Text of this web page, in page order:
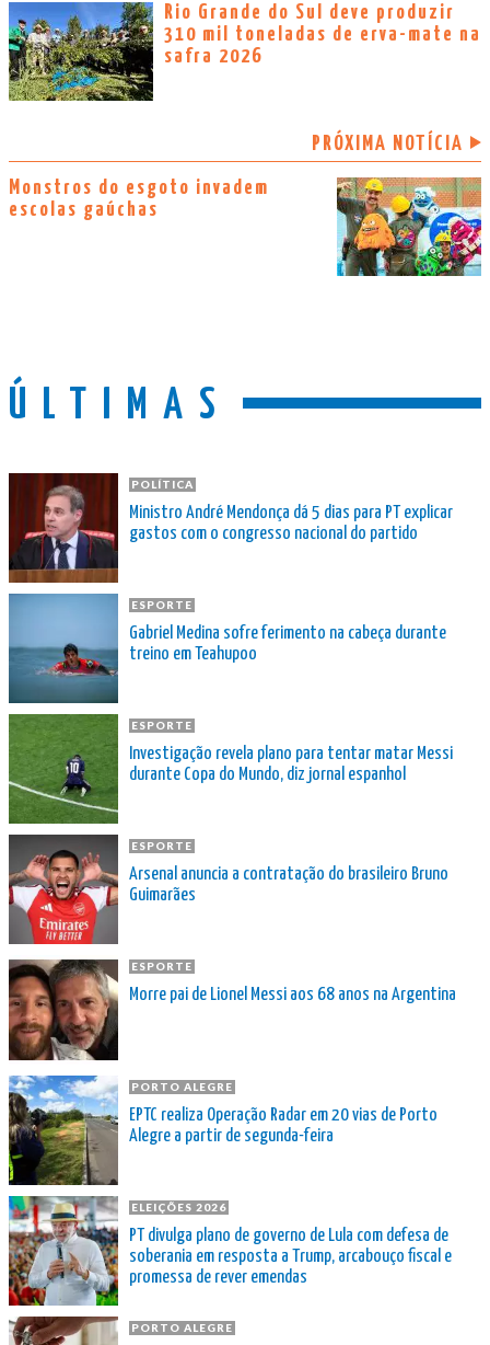
Rio Grande do Sul deve produzir
310 mil toneladas de erva-mate na
safra 2026
PRÓXIMA NOTÍCIA
Monstros do esgoto invadem
escolas gaúchas
ÚLTIMAS
POLÍTICA
Ministro André Mendonça dá 5 dias para PT explicar
gastos com o congresso nacional do partido
ESPORTE
Gabriel Medina sofre ferimento na cabeça durante
treino em Teahupoo
ESPORTE
Investigação revela plano para tentar matar Messi
durante Copa do Mundo, diz jornal espanhol
ESPORTE
Arsenal anuncia a contratação do brasileiro Bruno
Guimarães
ESPORTE
Morre pai de Lionel Messi aos 68 anos na Argentina
PORTO ALEGRE
EPTC realiza Operação Radar em 20 vias de Porto
Alegre a partir de segunda-feira
ELEIÇÕES 2026
PT divulga plano de governo de Lula com defesa de
soberania em resposta a Trump, arcabouço fiscal e
promessa de rever emendas
PORTO ALEGRE